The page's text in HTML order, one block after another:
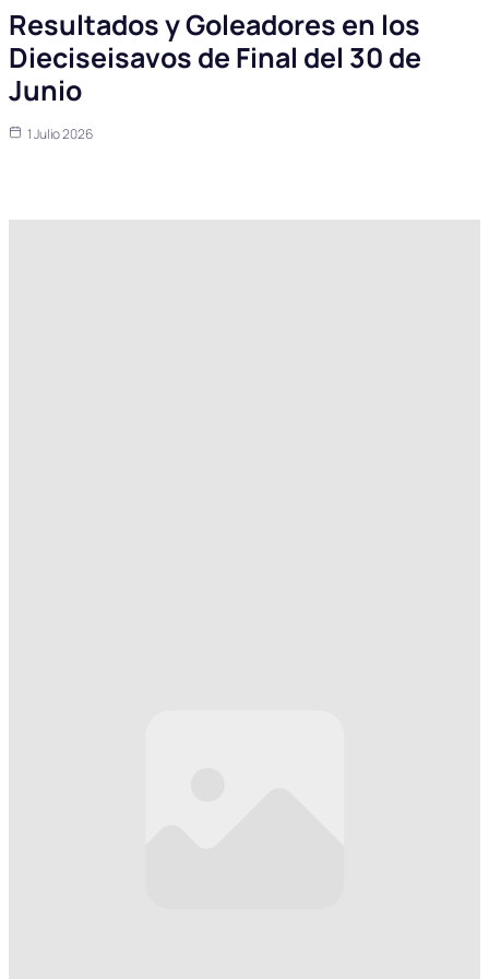
Resultados y Goleadores en los
Dieciseisavos de Final del 30 de
Junio
1 Julio 2026